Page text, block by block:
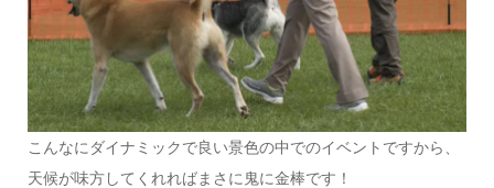
こんなにダイナミックで良い景色の中でのイベントですから、
天候が味方してくれればまさに鬼に金棒です！